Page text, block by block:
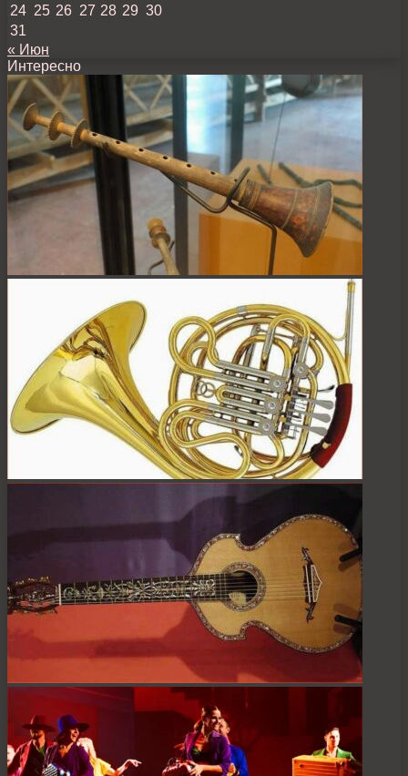
24 25 26 27 28 29 30
31
« Июн
Интересно